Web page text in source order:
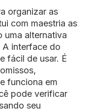
organizar as
com maestria as
uma alternativa
A interface do
fácil de usar. É
funciona em
pode verificar
seu